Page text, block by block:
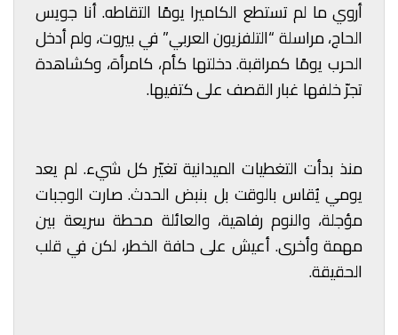
أروي ما لم تستطع الكاميرا يومًا التقاطه. أنا جويس
الحاج، مراسلة “التلفزيون العربي” في بيروت، ولم أدخل
الحرب يومًا كمراقبة. دخلتها كأم، كامرأة، وكشاهدة
تجرّ خلفها غبار القصف على كتفيها.
منذ بدأت التغطيات الميدانية تغيّر كل شيء. لم يعد
يومي يُقاس بالوقت بل بنبض الحدث. صارت الوجبات
مؤجلة، والنوم رفاهية، والعائلة محطة سريعة بين
مهمة وأخرى. أعيش على حافة الخطر، لكن في قلب
الحقيقة.